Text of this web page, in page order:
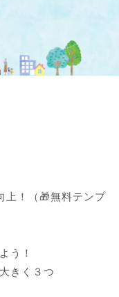
上！（🎁無料テンプ
う！
きく３つ